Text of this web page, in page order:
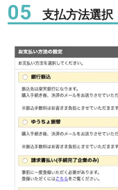
05 支払方法選択